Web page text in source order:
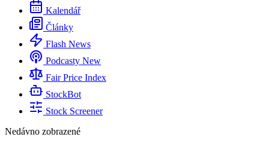
Kalendář
Články
Flash News
Podcasty New
Fair Price Index
StockBot
Stock Screener
Nedávno zobrazené